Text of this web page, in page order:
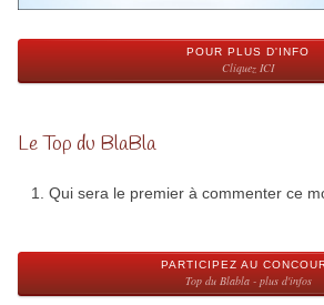
POUR PLUS D'INFO
Cliquez ICI
Le Top du BlaBla
Qui sera le premier à commenter ce
PARTICIPEZ AU
Top du Blabla - plus d'infos